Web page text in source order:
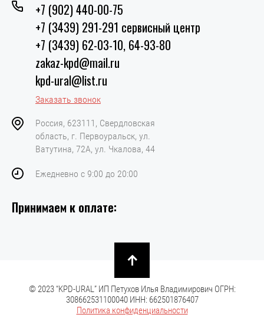
+7 (902) 440-00-75
+7 (3439) 291-291 сервисный центр
+7 (3439) 62-03-10, 64-93-80
zakaz-kpd@mail.ru
kpd-ural@list.ru
Заказать звонок
Россия, 623111, Свердловская
область, г. Первоуральск, ул.
Ватутина, 72А, ул. Чкалова, 44
Ежедневно с 9:00 до 20:00
Принимаем к оплате:
© 2023 “KPD-URAL” ИП Петухов Илья Владимирович ОГРН:
308662531100040 ИНН: 662501876407
Политика конфиденциальности